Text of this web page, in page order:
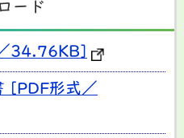
ード
34.76KB]
[PDF形式／